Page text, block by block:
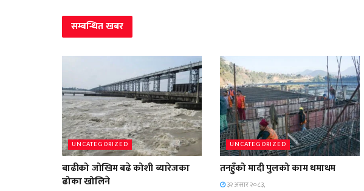
सम्बन्धितखबर
UNCATEGORIZED
बाढीको जोखिम बढे कोशी ब्यारेजका
ढोका खोलिने
UNCATEGORIZED
तनहुँको मादी पुलको काम धमाधम
३२ असार २०८३,